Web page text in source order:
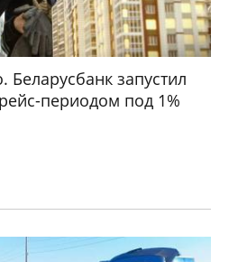
запустил
периодом под 1%